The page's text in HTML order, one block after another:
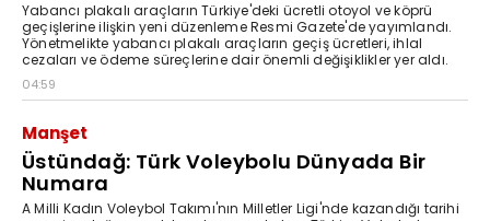
Yabancı plakalı araçların Türkiye'deki ücretli otoyol ve köprü
geçişlerine ilişkin yeni düzenleme Resmi Gazete'de yayımlandı.
Yönetmelikte yabancı plakalı araçların geçiş ücretleri, ihlal
cezaları ve ödeme süreçlerine dair önemli değişiklikler yer aldı.
04:59
Manşet
Üstündağ: Türk Voleybolu Dünyada Bir
Numara
A Milli Kadın Voleybol Takımı'nın Milletler Ligi'nde kazandığı tarihi